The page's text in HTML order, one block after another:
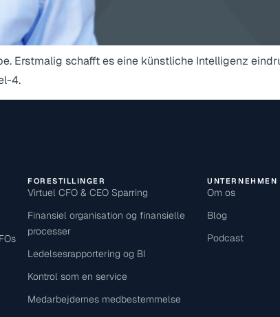
Erstmalig schafft es eine künstliche Intelligenz
4.
FORESTILLINGER
Virtuel CFO & CEO Sparring
Finansiel organisation og finansielle
processer
Ledelsesrapportering og BI
Kontrol som en service
Medarbejdernes medbestemmelse
UNTERNEHMEN
Om os
Blog
Podcast